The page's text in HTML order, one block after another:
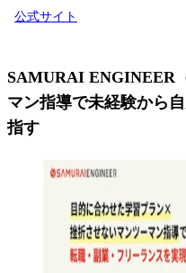
公式サイト
SAMURAI ENGINEER
マン指導で未経験から
指す